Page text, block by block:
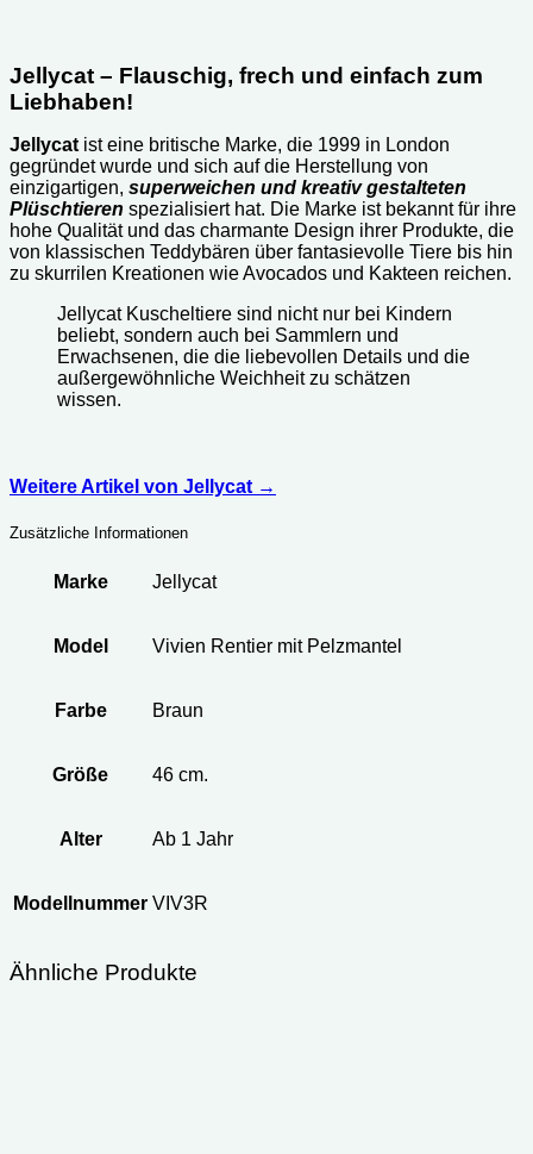
Jellycat – Flauschig, frech und einfach zum
Liebhaben!
Jellycat ist eine britische Marke, die 1999 in London
gegründet wurde und sich auf die Herstellung von
einzigartigen, superweichen und kreativ gestalteten
Plüschtieren spezialisiert hat. Die Marke ist bekannt für ihre
hohe Qualität und das charmante Design ihrer Produkte, die
von klassischen Teddybären über fantasievolle Tiere bis hin
zu skurrilen Kreationen wie Avocados und Kakteen reichen.
Jellycat Kuscheltiere sind nicht nur bei Kindern
beliebt, sondern auch bei Sammlern und
Erwachsenen, die die liebevollen Details und die
außergewöhnliche Weichheit zu schätzen
wissen.
Weitere Artikel von Jellycat →
Zusätzliche Informationen
Marke Jellycat
Model Vivien Rentier mit Pelzmantel
Farbe Braun
Größe 46 cm.
Alter Ab 1 Jahr
Modellnummer VIV3R
Ähnliche Produkte